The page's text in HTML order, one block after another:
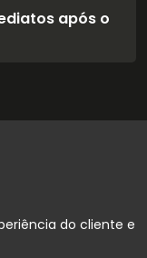
após o
do cliente e